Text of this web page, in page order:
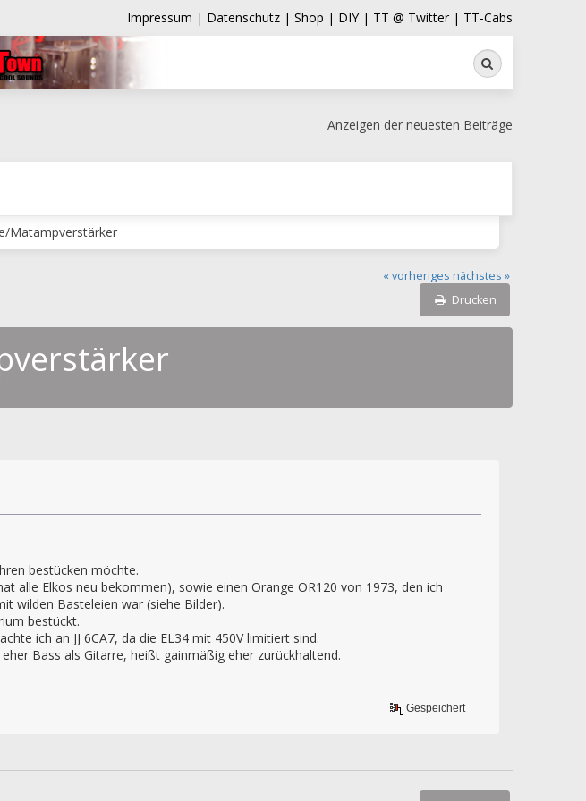
Impressum | Datenschutz | Shop | DIY | TT @ Twitter | TT-Cabs
Suche
Anzeigen der neuesten Beiträge
Matampverstärker
« vorheriges nächstes »
Drucken
bestücken möchte.
alle Elkos neu bekommen), sowie einen Orange OR120 von 1973, den ich
wilden Basteleien war (siehe Bilder).
bestückt.
ich an JJ 6CA7, da die EL34 mit 450V limitiert sind.
Bass als Gitarre, heißt gainmäßig eher zurückhaltend.
Gespeichert